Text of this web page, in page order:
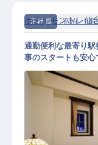
正社員 宿泊 宿
ホテルモントレ仙
通勤便利な最寄り
事のスタートも安心